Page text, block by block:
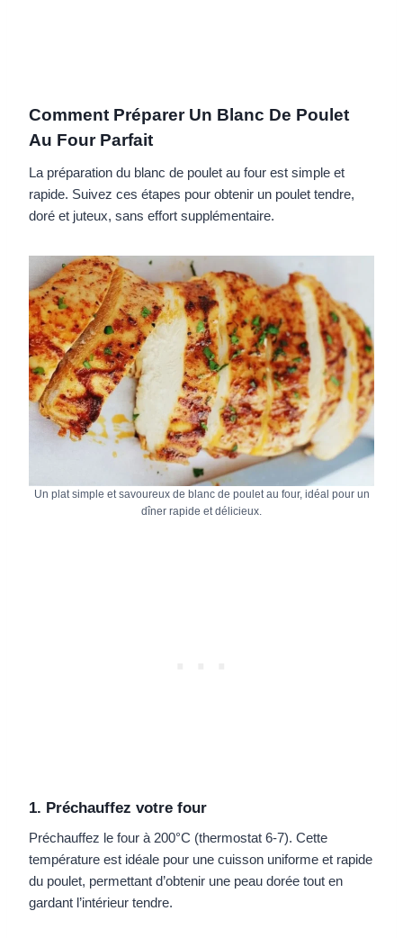
Comment Préparer Un Blanc De Poulet
Au Four Parfait
La préparation du blanc de poulet au four est simple et
rapide. Suivez ces étapes pour obtenir un poulet tendre,
doré et juteux, sans effort supplémentaire.
Un plat simple et savoureux de blanc de poulet au four, idéal pour un
dîner rapide et délicieux.
1. Préchauffez votre four
Préchauffez le four à 200°C (thermostat 6-7). Cette
température est idéale pour une cuisson uniforme et rapide
du poulet, permettant d’obtenir une peau dorée tout en
gardant l’intérieur tendre.